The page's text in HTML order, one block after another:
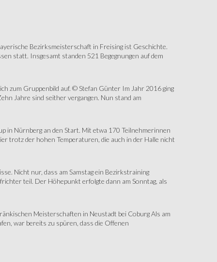
Bezirksmeisterschaft in Freising ist Geschichte.
statt. Insgesamt standen 521 Begegnungen auf dem
zum Gruppenbild auf. © Stefan Günter Im Jahr 2016 ging
Jahre sind seither vergangen. Nun stand am
in Nürnberg an den Start. Mit etwa 170 Teilnehmerinnen
trotz der hohen Temperaturen, die auch in der Halle nicht
Nicht nur, dass am Samstag ein Bezirkstraining
teil. Der Höhepunkt erfolgte dann am Sonntag, als
Meisterschaften in Neustadt bei Coburg Als am
war bereits zu spüren, dass die Offenen